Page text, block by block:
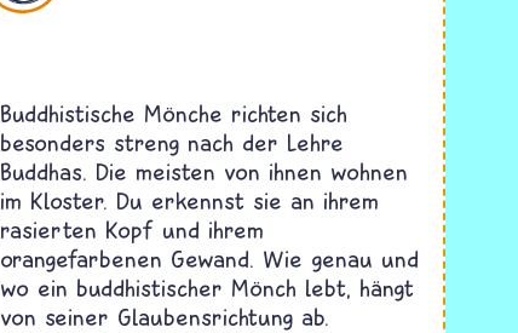
Buddhistische Mönche richten sich
besonders streng nach der Lehre
Buddhas. Die meisten von ihnen wohnen
im Kloster. Du erkennst sie an ihrem
rasierten Kopf und ihrem
orangefarbenen Gewand. Wie genau und
wo ein buddhistischer Mönch lebt, hängt
von seiner Glaubensrichtung ab.